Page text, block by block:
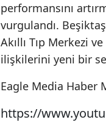
performansını
vurgulandı.
Akıllı Tıp Merkezi
ilişkilerini yeni bir
Eagle Media Haber
https://